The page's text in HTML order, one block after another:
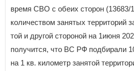
время СВО с обеих сторон (13683/
количеством занятых территорий
той и другой стороной на 1июня
получится, что ВС РФ подбирали
на 1 кв. километр занятой